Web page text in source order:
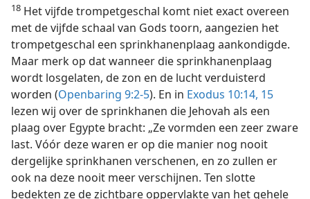
18 Het vijfde trompetgeschal komt niet exact overeen
met de vijfde schaal van Gods toorn, aangezien het
trompetgeschal een sprinkhanenplaag aankondigde.
Maar merk op dat wanneer die sprinkhanenplaag
wordt losgelaten, de zon en de lucht verduisterd
worden (Openbaring 9:2-5). En in Exodus 10:14, 15
lezen wij over de sprinkhanen die Jehovah als een
plaag over Egypte bracht: „Ze vormden een zeer zware
last. Vóór deze waren er op die manier nog nooit
dergelijke sprinkhanen verschenen, en zo zullen er
ook na deze nooit meer verschijnen. Ten slotte
bedekten ze de zichtbare oppervlakte van het gehele